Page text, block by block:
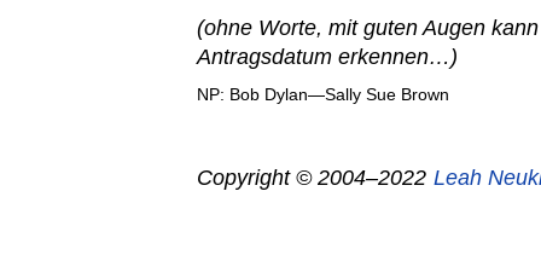
(ohne Worte, mit guten Augen
Antragsdatum erkennen…)
NP: Bob Dylan—Sally Sue Brown
Copyright © 2004–2022 Leah